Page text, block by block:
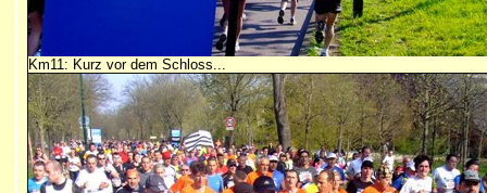
Km11: Kurz vor dem Schloss...